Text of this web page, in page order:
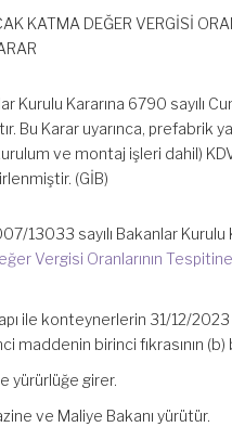
KATMA DEĞER VERGİSİ
Kurulu Kararına 6790 sayılı
Bu Karar uyarınca, prefabrik
ve montaj işleri dahil)
(GİB)
13033 sayılı Bakanlar Kurulu
Vergisi Oranlarının Tespitine
ile konteynerlerin 31/12/
maddenin birinci fıkrasının
yürürlüğe girer.
ve Maliye Bakanı yürütür.